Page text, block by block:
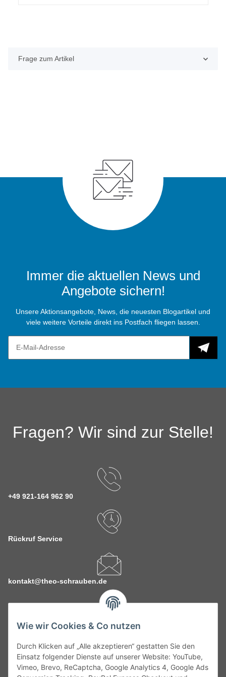
Wie wir Cookies & Co nutzen
Durch Klicken auf „Alle akzeptieren“ gestatten Sie den
Einsatz folgender Dienste auf unserer Website: YouTube,
Vimeo, Brevo, ReCaptcha, Google Analytics 4, Google Ads
Frage zum Artikel
Immer die aktuellen News und
Angebote sichern!
Unsere Aktionsangebote, News, die neuesten Blogartikel und
viele weitere Vorteile direkt ins Postfach fliegen lassen.
Fragen? Wir sind zur Stelle!
+49 921-164 962 90
Rückruf Service
kontakt@theo-schrauben.de
Service